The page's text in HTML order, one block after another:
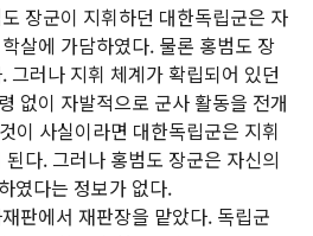
장군이 지휘하던 대한독립군은 자
살에 가담하였다. 물론 홍범도 장
그러나 지휘 체계가 확립되어 있던
없이 자발적으로 군사 활동을 전개
이 사실이라면 대한독립군은 지휘
다. 그러나 홍범도 장군은 자신의
였다는 정보가 없다.
판에서 재판장을 맡았다. 독립군